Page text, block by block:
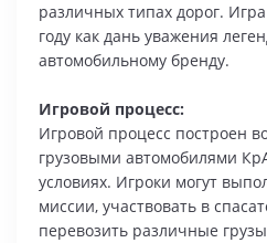
различных типах дорог.
году как дань уважения
автомобильному бренду.
Игровой процесс:
Игровой процесс построен
грузовыми автомобилями
условиях. Игроки могут
миссии, участвовать в
перевозить различные